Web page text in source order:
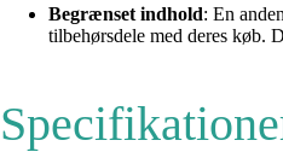
Begrænset indhold: En
tilbehørsdele med deres køb.